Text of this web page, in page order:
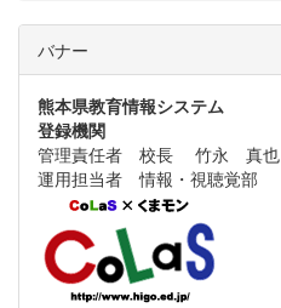
バナー
熊本県教育情報システム
登録機関
管理責任者 校長 竹永 真也
運用担当者 情報・視聴覚部